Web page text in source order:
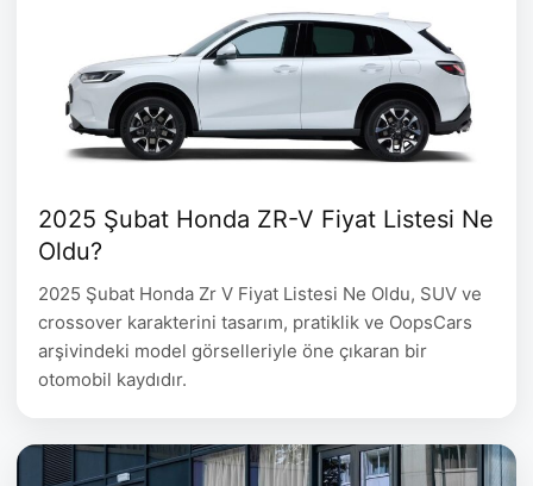
2025 Şubat Honda ZR-V Fiyat Listesi Ne
Oldu?
2025 Şubat Honda Zr V Fiyat Listesi Ne Oldu, SUV ve
crossover karakterini tasarım, pratiklik ve OopsCars
arşivindeki model görselleriyle öne çıkaran bir
otomobil kaydıdır.